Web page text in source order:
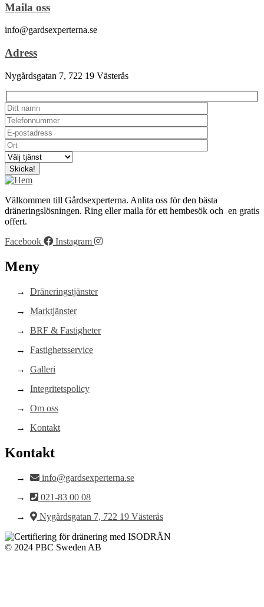
Maila oss
info@gardsexperterna.se
Adress
Nygårdsgatan 7, 722 19 Västerås
Välkommen till Gårdsexperterna. Anlita oss för den bästa
dräneringslösningen. Ring eller maila för ett hembesök och en gratis
offert.
Facebook
Instagram
Meny
Dräneringstjänster
Marktjänster
BRF & Fastigheter
Fastighetsservice
Galleri
Integritetspolicy
Om oss
Kontakt
Kontakt
info@gardsexperterna.se
021-83 00 08
Nygårdsgatan 7, 722 19 Västerås
© 2024 PBC Sweden AB